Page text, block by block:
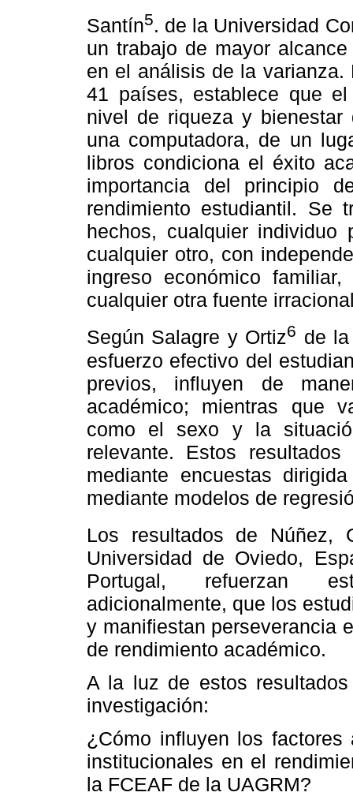
Santín5. de la Universidad
un trabajo de mayor
en el análisis de la
41 países, establece que
nivel de riqueza y
una computadora, de un
libros condiciona el éxito
importancia del principio
rendimiento estudiantil. Se
hechos, cualquier individuo
cualquier otro, con
ingreso económico
cualquier otra fuente
Según Salagre y Ortiz6 de
esfuerzo efectivo del
previos, influyen de
académico; mientras que
como el sexo y la
relevante. Estos
mediante encuestas
mediante modelos de
Los resultados de Núñez,
Universidad de Oviedo,
Portugal, refuerzan
adicionalmente, que los
y manifiestan perseverancia
de rendimiento académico.
A la luz de estos
investigación:
¿Cómo influyen los
institucionales en el
la FCEAF de la UAGRM?